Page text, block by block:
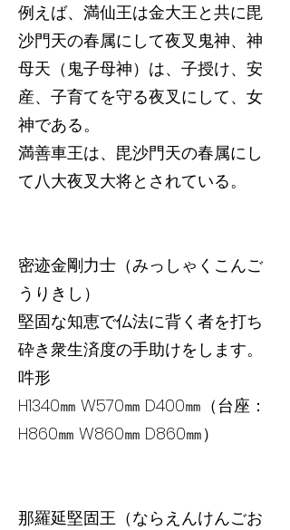
例えば、満仙王は金大王と共に毘
沙門天の春属にして夜叉鬼神、神
母天（鬼子母神）は、子授け、安
産、子育てを守る夜叉にして、女
神である。
満善車王は、毘沙門天の春属にし
て八大夜叉大将とされている。
密迹金剛力士（みっしゃくこんご
うりきし）
堅固な知恵で仏法に背く者を打ち
砕き衆生済度の手助けをします。
吽形
H1340㎜ W570㎜ D400㎜（台座：
H860㎜ W860㎜ D860㎜）
那羅延堅固王（ならえんけんごお